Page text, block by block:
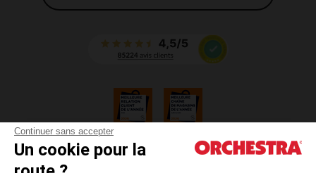
Continuer sans accepter
Un cookie pour la